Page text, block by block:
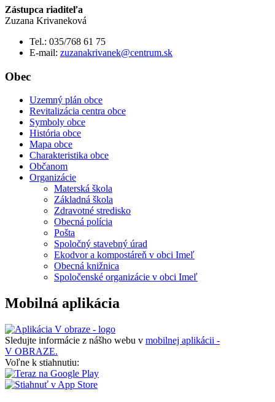
Zástupca riaditeľa
Zuzana Krivaneková
Tel.: 035/768 61 75
E-mail: zuzanakrivanek@centrum.sk
Obec
Uzemný plán obce
Revitalizácia centra obce
Symboly obce
História obce
Mapa obce
Charakteristika obce
Občanom
Organizácie
Materská škola
Základná škola
Zdravotné stredisko
Obecná polícia
Pošta
Spoločný stavebný úrad
Ekodvor a kompostáreň v obci Imeľ
Obecná knižnica
Spoločenské organizácie v obci Imeľ
Mobilná aplikácia
Sledujte informácie z nášho webu v mobilnej aplikácii -
V OBRAZE.
Voľne k stiahnutiu: